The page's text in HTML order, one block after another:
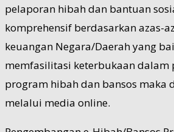
pelaporan hibah dan bantuan
komprehensif berdasarkan azas-
keuangan Negara/Daerah yang
memfasilitasi keterbukaan dalam
program hibah dan bansos maka
melalui media online.